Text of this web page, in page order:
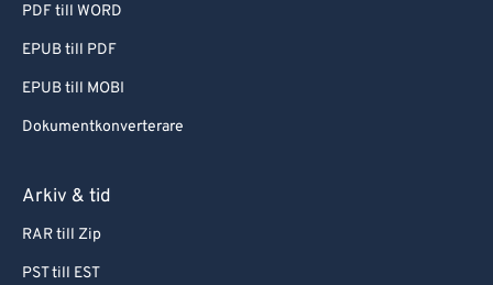
PDF till WORD
EPUB till PDF
EPUB till MOBI
Dokumentkonverterare
Arkiv & tid
RAR till Zip
PST till EST